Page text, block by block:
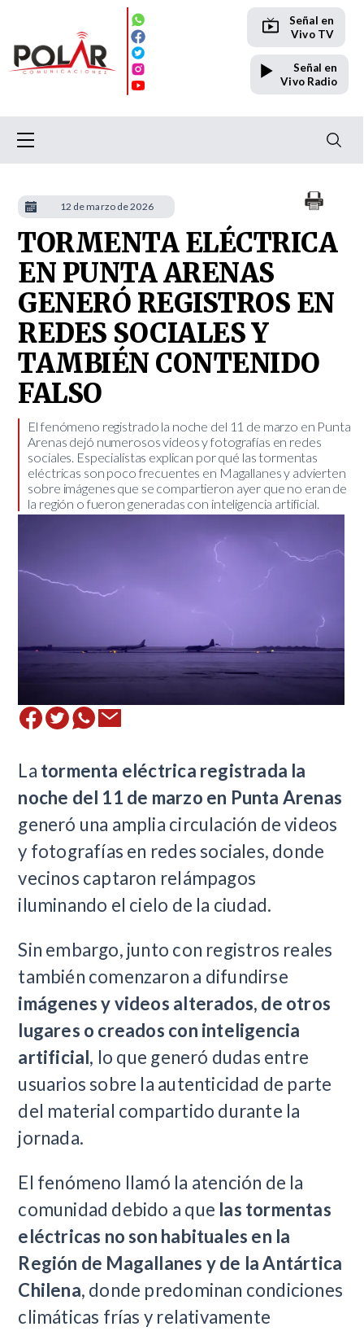
Señal en
Vivo TV
Señal en
Vivo Radio
TORMENTA ELÉCTRICA
EN PUNTA ARENAS
GENERÓ REGISTROS EN
REDES SOCIALES Y
TAMBIÉN CONTENIDO
FALSO
El fenómeno registrado la noche del 11 de marzo en Punta
Arenas dejó numerosos videos y fotografías en redes
sociales. Especialistas explican por qué las tormentas
eléctricas son poco frecuentes en Magallanes y advierten
sobre imágenes que se compartieron ayer que no eran de
la región o fueron generadas con inteligencia artificial.
La tormenta eléctrica registrada la
noche del 11 de marzo en Punta Arenas
generó una amplia circulación de videos
y fotografías en redes sociales, donde
vecinos captaron relámpagos
iluminando el cielo de la ciudad.
Sin embargo, junto con registros reales
también comenzaron a difundirse
imágenes y videos alterados, de otros
lugares o creados con inteligencia
artificial, lo que generó dudas entre
usuarios sobre la autenticidad de parte
del material compartido durante la
jornada.
El fenómeno llamó la atención de la
comunidad debido a que las tormentas
eléctricas no son habituales en la
Región de Magallanes y de la Antártica
Chilena, donde predominan condiciones
climáticas frías y relativamente
12 de marzo de 2026